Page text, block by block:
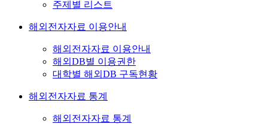
주제별 리스트
해외전자자료 이용안내
해외전자자료 이용안내
해외DB별 이용권한
대학별 해외DB 구독현황
해외전자자료 통계
해외전자자료 통계